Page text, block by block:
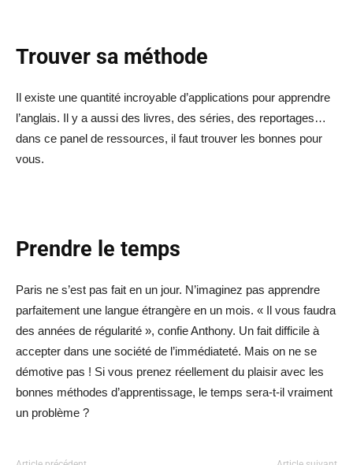
Trouver sa méthode
Il existe une quantité incroyable d’applications pour apprendre
l’anglais. Il y a aussi des livres, des séries, des reportages…
dans ce panel de ressources, il faut trouver les bonnes pour
vous.
Prendre le temps
Paris ne s’est pas fait en un jour. N’imaginez pas apprendre
parfaitement une langue étrangère en un mois. « Il vous faudra
des années de régularité », confie Anthony. Un fait difficile à
accepter dans une société de l’immédiateté. Mais on ne se
démotive pas ! Si vous prenez réellement du plaisir avec les
bonnes méthodes d’apprentissage, le temps sera-t-il vraiment
un problème ?